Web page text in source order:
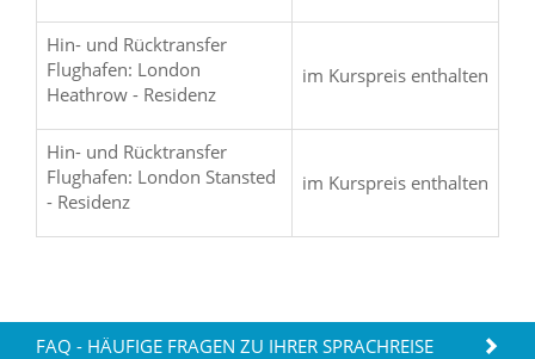
Hin- und Rücktransfer
Flughafen: London
Heathrow - Residenz
im Kurspreis enthalten
Hin- und Rücktransfer
Flughafen: London Stansted
- Residenz
im Kurspreis enthalten
FAQ - HÄUFIGE FRAGEN ZU IHRER SPRACHREISE